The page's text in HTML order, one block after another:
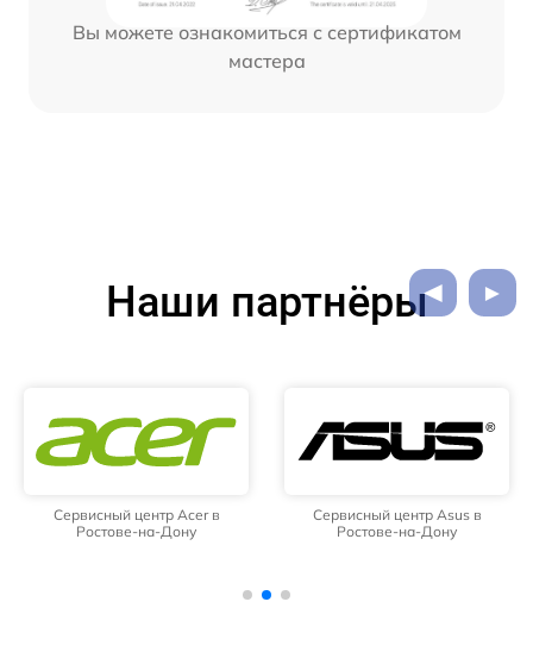
Вы можете ознакомиться с сертификатом
мастера
Наши партнёры
Сервисный центр Acer в
Ростове-на-Дону
Сервисный центр Asus в
Ростове-на-Дону